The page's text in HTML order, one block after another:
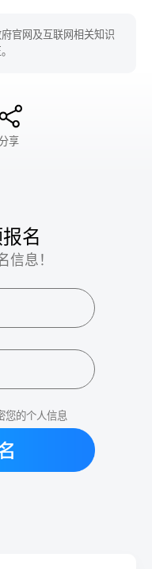
官网及互联网相关知识
享
名
信息！
您的个人信息